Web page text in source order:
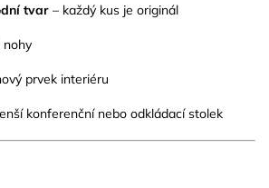
tvar – každý kus je originál
nohy
prvek interiéru
konferenční nebo odkládací stolek